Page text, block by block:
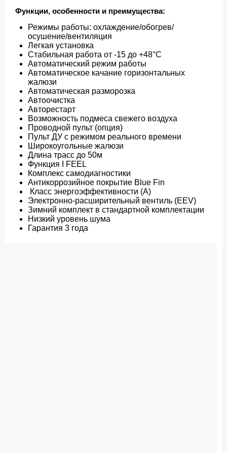
Функции, особенности и преимущества:
Режимы работы: охлаждение/обогрев/
осушение/вентиляция
Легкая установка
Стабильная работа от -15 до +48°С
Автоматический режим работы
Автоматическое качание горизонтальных
жалюзи
Автоматическая разморозка
Автоочистка
Авторестарт
Возможность подмеса свежего воздуха
Проводной пульт (опция)
Пульт ДУ с режимом реального времени
Широкоугольные жалюзи
Длина трасс до 50м
Функция I FEEL
Комплекс самодиагностики
Антикоррозийное покрытие Blue Fin
Класс энергоэффективности (А)
Электронно-расширительный вентиль (EEV)
Зимний комплект в стандартной комплектации
Низкий уровень шума
Гарантия 3 года